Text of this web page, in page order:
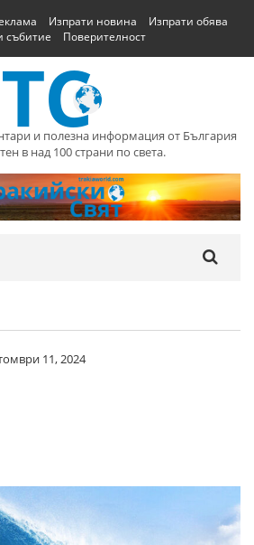
Изпрати новина
Изпрати обява
събитие
Поверителност
и полезна информация от България
в над 100 страни по света.
11, 2024